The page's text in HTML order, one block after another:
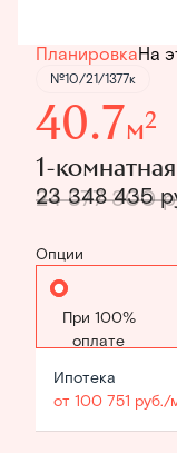
ПланировкаНа
№10/21/1377к
40.7м2
1-комнатная
24 577 300
23 348 435
Опции
Стандартная
Ипотека
от 100 751 руб./